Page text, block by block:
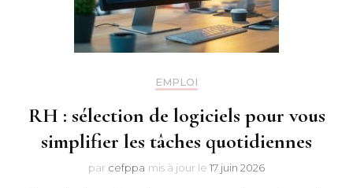
EMPLOI
RH : sélection de logiciels pour vous
simplifier les tâches quotidiennes
par cefppa mis à jour le 17 juin 2026